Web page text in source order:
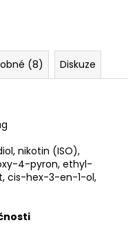
(8) Diskuze
nikotin (ISO),
4-pyron, ethyl-
cis-hex-3-en-1-ol,